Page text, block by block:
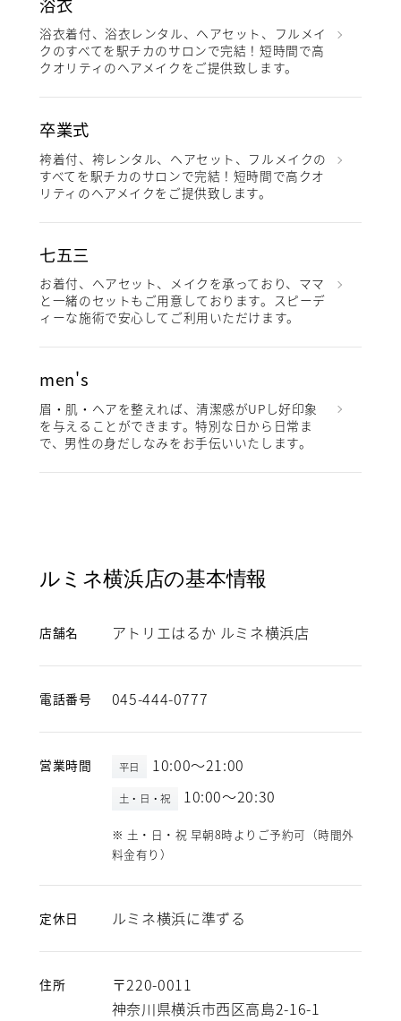
浴衣着付、浴衣レンタル、ヘアセット、フルメイ
クのすべてを駅チカのサロンで完結！短時間で高
クオリティのヘアメイクをご提供致します。
卒業式
袴着付、袴レンタル、ヘアセット、フルメイクの
すべてを駅チカのサロンで完結！短時間で高クオ
リティのヘアメイクをご提供致します。
七五三
お着付、ヘアセット、メイクを承っており、ママ
と一緒のセットもご用意しております。スピーデ
ィーな施術で安心してご利用いただけます。
men's
眉・肌・ヘアを整えれば、清潔感がUPし好印象
を与えることができます。特別な日から日常ま
で、男性の身だしなみをお手伝いいたします。
ルミネ横浜店の基本情報
店舗名 アトリエはるか ルミネ横浜店
電話番号 045-444-0777
営業時間 平日 10:00～21:00
土・日・祝 10:00～20:30
※ 土・日・祝 早朝8時よりご予約可（時間外
料金有り）
定休日 ルミネ横浜に準ずる
住所
〒220-0011
神奈川県横浜市西区高島2-16-1